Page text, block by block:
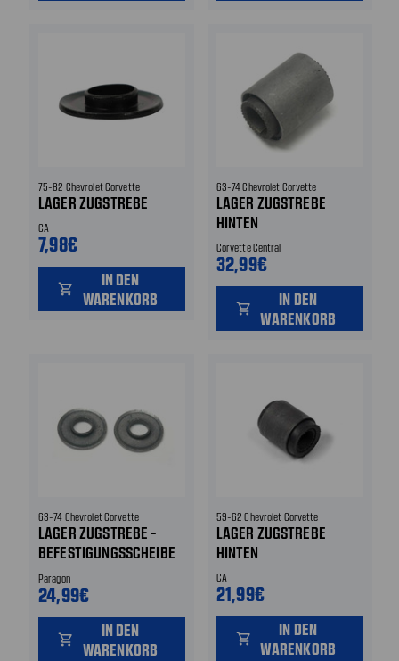
75-82 Chevrolet Corvette
LAGER ZUGSTREBE
CA
7,98€
shopping_cart
IN DEN
WARENKORB
63-74 Chevrolet Corvette
LAGER ZUGSTREBE
HINTEN
Corvette Central
32,99€
shopping_cart
IN DEN
WARENKORB
63-74 Chevrolet Corvette
LAGER ZUGSTREBE -
BEFESTIGUNGSSCHEIBE
HINTEN INNEN
Paragon
24,99€
shopping_cart
IN DEN
WARENKORB
59-62 Chevrolet Corvette
LAGER ZUGSTREBE
HINTEN
CA
21,99€
shopping_cart
IN DEN
WARENKORB